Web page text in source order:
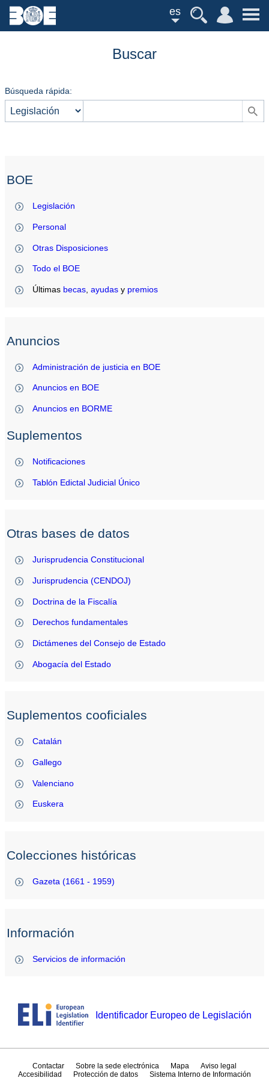
es
Buscar
Búsqueda rápida:
BOE
Legislación
Personal
Otras Disposiciones
Todo el BOE
Últimas becas ,ayudas y premios
Anuncios
Administración de justicia en BOE
Anuncios en BOE
Anuncios en BORME
Suplementos
Notificaciones
Tablón Edictal Judicial Único
Otras bases de datos
Jurisprudencia Constitucional
Jurisprudencia (CENDOJ)
Doctrina de la Fiscalía
Derechos fundamentales
Dictámenes del Consejo de Estado
Abogacía del Estado
Suplementos cooficiales
Catalán
Gallego
Valenciano
Euskera
Colecciones históricas
Gazeta (1661 - 1959)
Información
Servicios de información
Identificador Europeo de Legislación
Contactar Sobre la sede electrónica Mapa
Aviso legal
Accesibilidad
Protección de datos Sistema Interno de Información